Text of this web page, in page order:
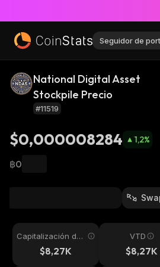
Seguidor de
National Digital Asset
Stockpile Precio
#11519
$0,000008284 1,2%
฿0
Capitalización de
mercado$8,27K
VTD
$8,27K